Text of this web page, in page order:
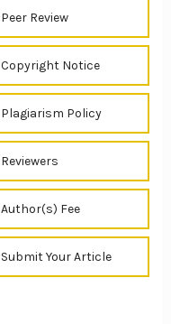
Peer Review
Copyright Notice
Plagiarism Policy
Reviewers
Author(s) Fee
Submit Your Article